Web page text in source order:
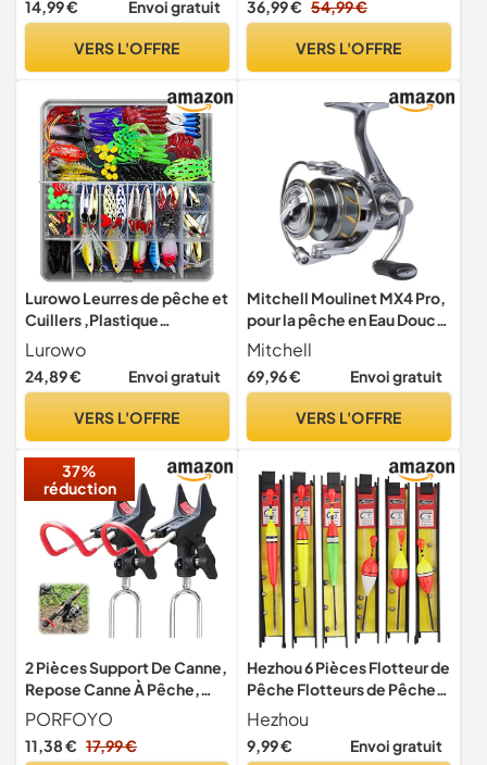
Grande Sensibilité Flotteur
Douce et Pêche en Mer
14,99 € Envoi gratuit
VERS L'OFFRE
Gilet à séchage Rapide
Chasse, Beige, XXL
36,99 € 54,99 €
VERS L'OFFRE
Lurowo Leurres de pêche et
Cuillers ,Plastique
vers,Minnow,Popper,Leurr
es Grenouille, artificielles
pêche leurre Kit d'appâts
Boîte (141pcs)
Lurowo
24,89 € Envoi gratuit
VERS L'OFFRE
Mitchell Moulinet MX4 Pro,
pour la pêche en Eau Douce
du brochet, de la Perche et
du Sandre, Bobine en
Aluminium, Robuste et
Taille 4000, Rapport de
Mitchell
69,96 € Envoi gratuit
VERS L'OFFRE
37%
réduction
2 Pièces Support De Canne,
Repose Canne À Pêche,
Support Canne A Peche,
Acier Inoxydable, Réglable
À 360°, Portables Et
PORFOYO
11,38 € 17,99 €
Hezhou 6 Pièces Flotteur de
Pêche Flotteurs de Pêche
Flotteurs avec Plomb
Hezhou
9,99 € Envoi gratuit